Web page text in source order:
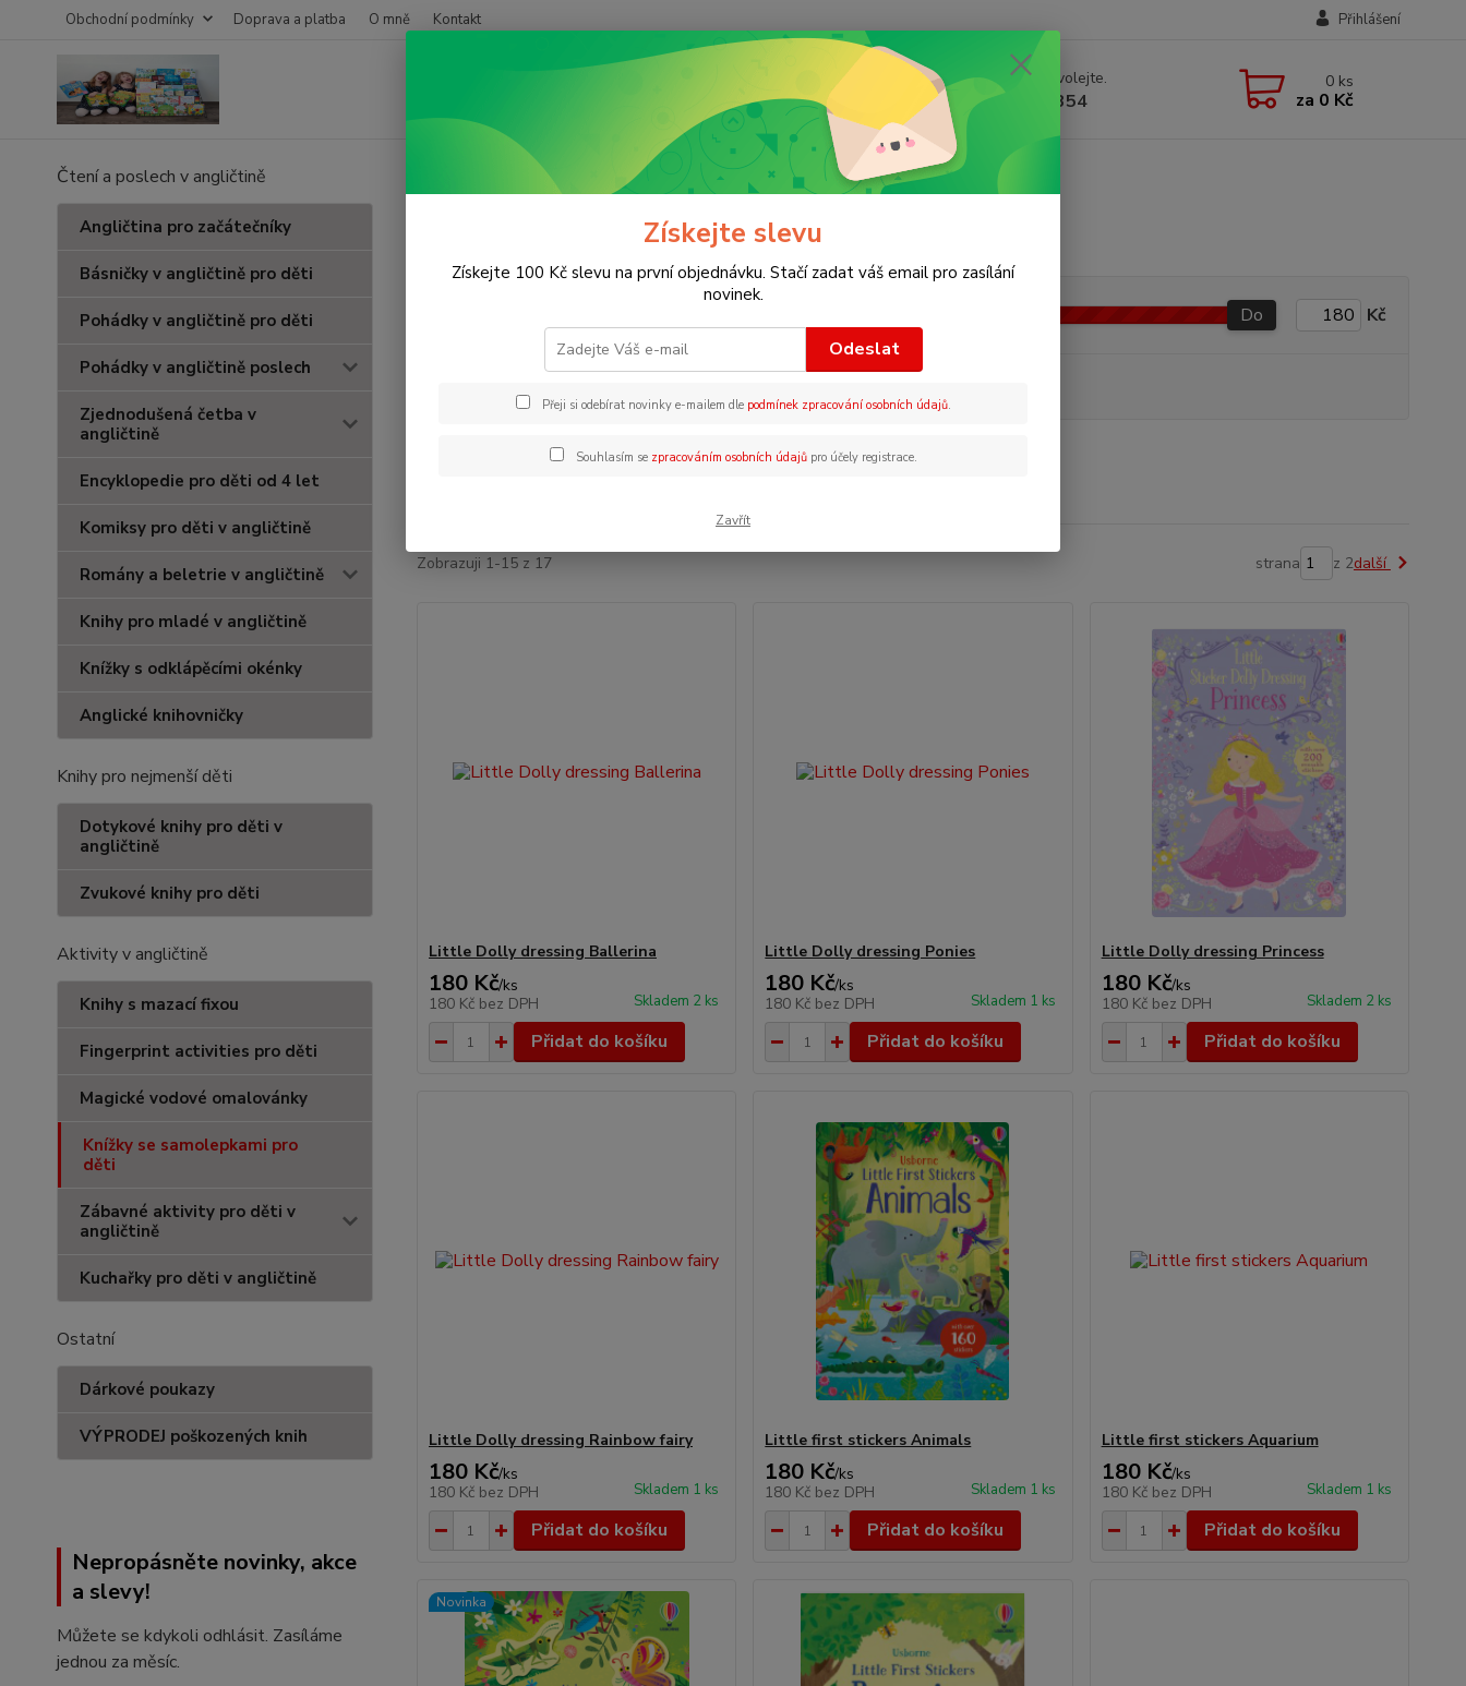
Obchodní podmínky Doprava a platba O mně Kontakt Přihlášení
Nevíte si rady? Zavolejte.
+420 723 109 354
0 ks
za 0 Kč
Čtení a poslech v angličtině
Angličtina pro začátečníky
Básničky v angličtině pro děti
Pohádky v angličtině pro děti
Pohádky v angličtině poslech
Zjednodušená četba v
angličtině
Encyklopedie pro děti od 4 let
Komiksy pro děti v angličtině
Romány a beletrie v angličtině
Knihy pro mladé v angličtině
Knížky s odklápěcími okénky
Anglické knihovničky
Knihy pro nejmenší děti
Dotykové knihy pro děti v
angličtině
Zvukové knihy pro děti
Aktivity v angličtině
Knihy s mazací fixou
Fingerprint activities pro děti
Magické vodové omalovánky
Knížky se samolepkami pro
děti
Zábavné aktivity pro děti v
angličtině
Kuchařky pro děti v angličtině
Ostatní
Dárkové poukazy
VÝPRODEJ poškozených knih
Nepropásněte novinky, akce
a slevy!
Můžete se kdykoli odhlásit. Zasíláme
jednou za měsíc.
Knížky se samolepkami pro děti
Knížky se samolepkami pro děti
Do Kč
Zobrazuji 1-15 z 17 strana z 2další
Little Dolly dressing Ballerina
180 Kč/ks
180 Kč bez DPH Skladem 2 ks
Přidat do košíku
Little Dolly dressing Ponies
180 Kč/ks
180 Kč bez DPH Skladem 1 ks
Přidat do košíku
Little Dolly dressing Princess
180 Kč/ks
180 Kč bez DPH Skladem 2 ks
Přidat do košíku
Little Dolly dressing Rainbow fairy
180 Kč/ks
180 Kč bez DPH Skladem 1 ks
Přidat do košíku
Little first stickers Animals
180 Kč/ks
180 Kč bez DPH Skladem 1 ks
Přidat do košíku
Little first stickers Aquarium
180 Kč/ks
180 Kč bez DPH Skladem 1 ks
Přidat do košíku
Novinka
Získejte slevu
Získejte 100 Kč slevu na první objednávku. Stačí zadat váš email pro zasílání
novinek.
Odeslat
Přeji si odebírat novinky e-mailem dle podmínek zpracování osobních údajů.
Souhlasím se zpracováním osobních údajůpro účely registrace.
Zavřít